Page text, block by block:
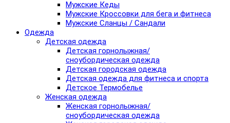
Мужские Кеды
Мужские Кроссовки для бега и фитнеса
Мужские Сланцы / Сандали
Одежда
Детская одежда
Детская горнолыжная/
сноубордическая одежда
Детская городская одежда
Детская одежда для фитнеса и спорта
Детское Термобелье
Женская одежда
Женская горнолыжная/
сноубордическая одежда